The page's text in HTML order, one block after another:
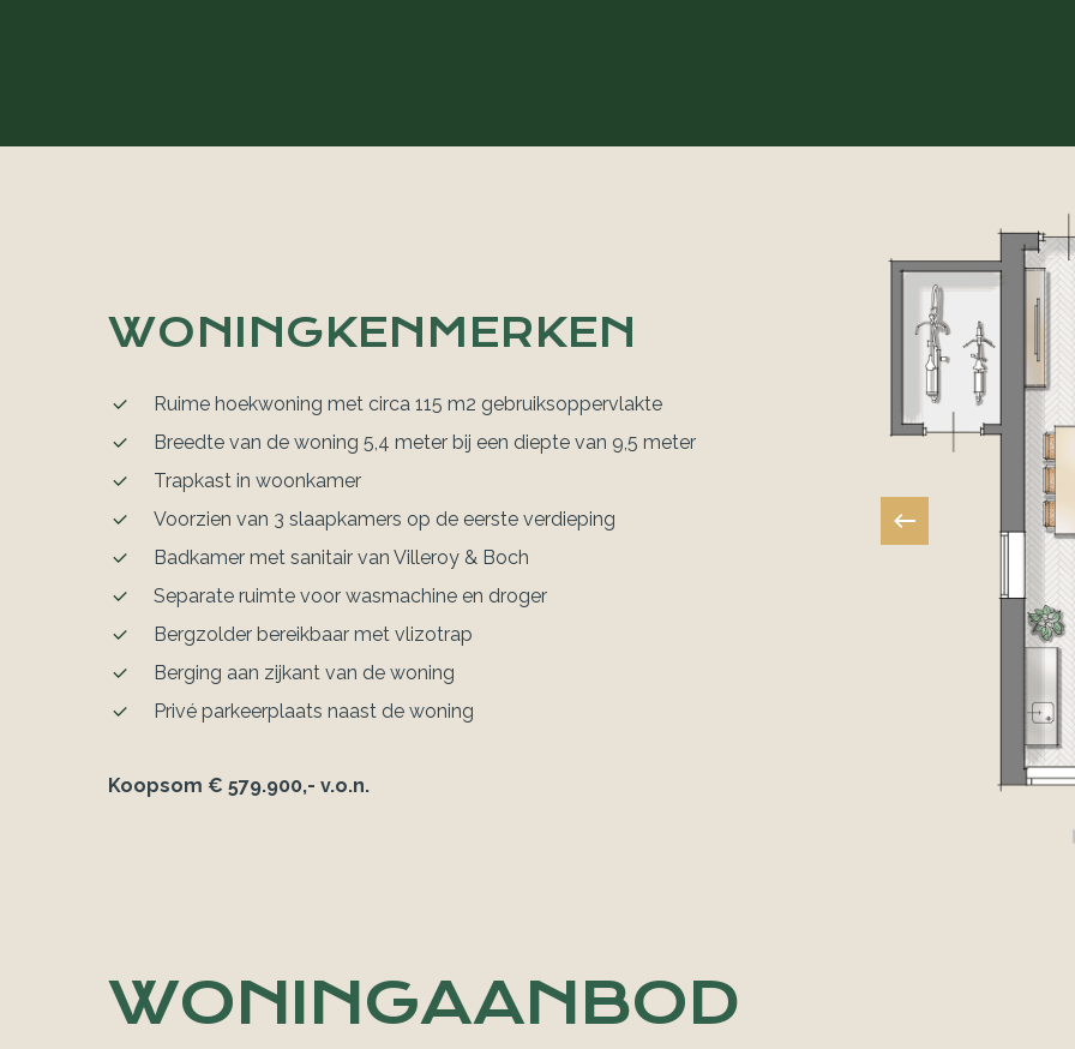
WONINGKENMERKEN
Ruime hoekwoning met circa 115 m2 gebruiksoppervlakte
Breedte van de woning 5,4 meter bij een diepte van 9,5 meter
Trapkast in woonkamer
Voorzien van 3 slaapkamers op de eerste verdieping
Badkamer met sanitair van Villeroy & Boch
Separate ruimte voor wasmachine en droger
Bergzolder bereikbaar met vlizotrap
Berging aan zijkant van de woning
Privé parkeerplaats naast de woning
Koopsom € 579.900,- v.o.n.
WONINGAANBOD